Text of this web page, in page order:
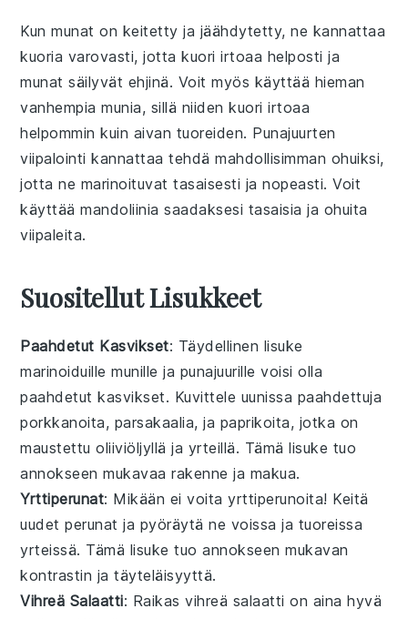
Kunmunat on keitetty ja jäähdytetty, ne kannattaa
kuoria varovasti, jotta kuori irtoaa helposti ja
munat säilyvät ehjinä. Voit myös käyttää hieman
vanhempiamunia, sillä niiden kuori irtoaa
helpommin kuin aivan tuoreiden. Punajuurten
viipalointi kannattaa tehdä mahdollisimman ohuiksi,
jotta ne marinoituvat tasaisesti ja nopeasti. Voit
käyttää mandoliinia saadaksesi tasaisia ja ohuita
viipaleita.
Suositellut Lisukkeet
Paahdetut Kasvikset: Täydellinen lisuke
marinoiduille munille ja punajuurille voisi olla
paahdetut kasvikset. Kuvittele uunissa paahdettuja
porkkanoita, parsakaalia, ja paprikoita, jotka on
maustettuoliiviöljyllä ja yrteillä. Tämälisuke tuo
annokseen mukavaarakenne ja makua.
Yrttiperunat: Mikään ei voitayrttiperunoita! Keitä
uudet perunat ja pyöräytä ne voissa ja tuoreissa
yrteissä. Tämä lisuke tuo annokseenmukavan
kontrastin jatäyteläisyyttä.
Vihreä Salaatti: Raikasvihreä salaatti on aina hyvä